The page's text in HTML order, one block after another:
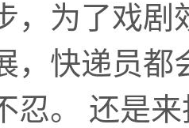
，为了戏剧
，快递员
忍。 还是